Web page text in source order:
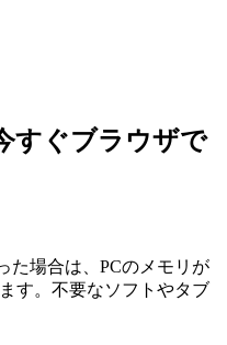
すぐブラウザで
た場合は、PCのメモリが
す。不要なソフトやタブ